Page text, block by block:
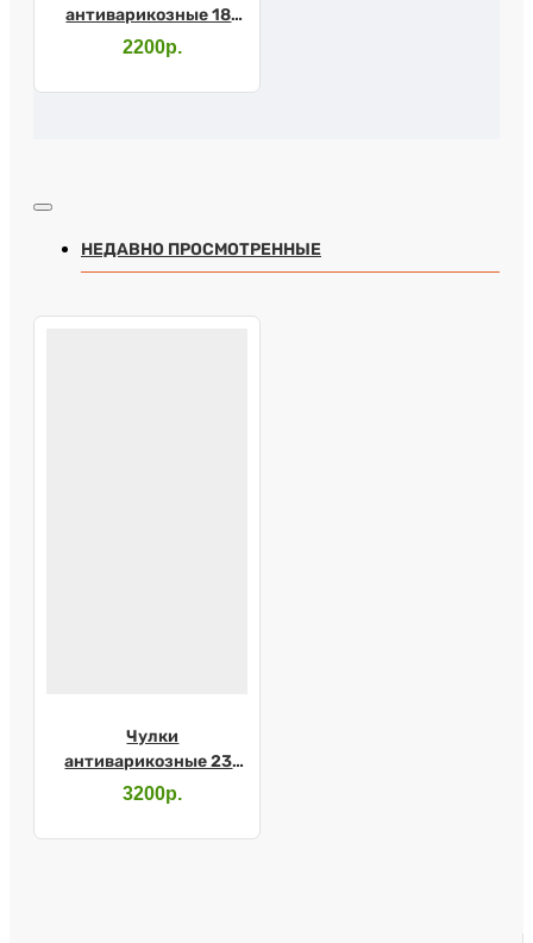
антиварикозные 18-
22 мм рт.ст
арт.211
2200р.
НЕДАВНО ПРОСМОТРЕННЫЕ
Чулки
антиварикозные 23-
32 мм рт.ст
арт.221
3200р.